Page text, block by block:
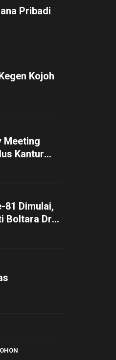
Pribadi
Kojoh
Meeting
Kantur
81 Dimulai,
Boltara Dr